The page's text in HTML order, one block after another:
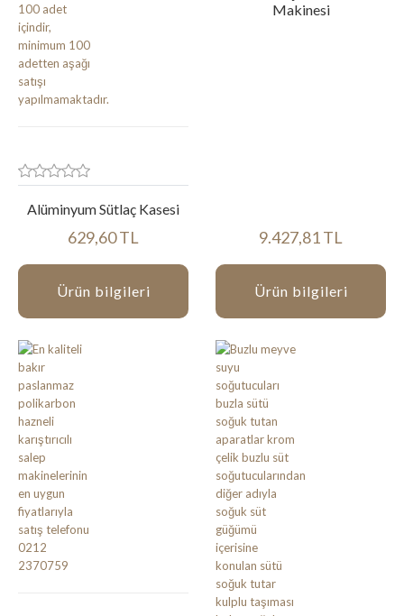
Alüminyum Sütlaç Kasesi
629,60 TL
Ürün bilgileri
Makinesi
9.427,81 TL
Ürün bilgileri